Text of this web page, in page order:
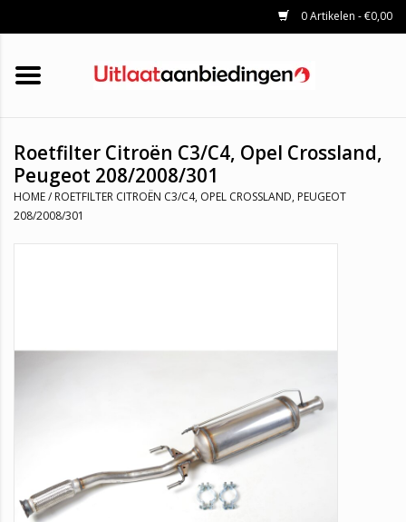
0 Artikelen - €0,00
HOME
KATALYSATOREN
UNIVERSELE UITLAATDELEN
MERKEN
Roetfilter Citroën C3/C4, Opel Crossland,
Peugeot 208/2008/301
HOME/ ROETFILTER CITROËN C3/C4, OPEL CROSSLAND, PEUGEOT
208/2008/301